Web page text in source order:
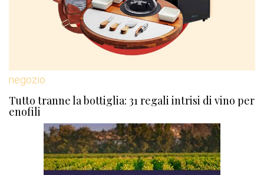
negozio
Tutto tranne la bottiglia: 31 regali intrisi di vino per
enofili